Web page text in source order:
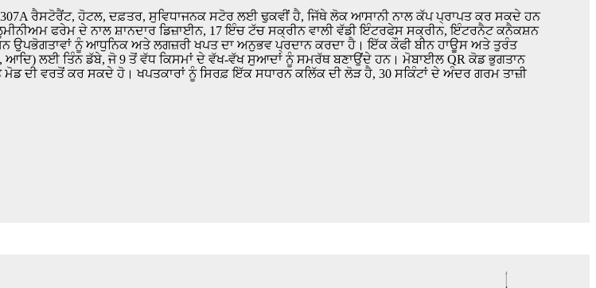
ਰੈਸਟੋਰੈਂਟ, ਹੋਟਲ, ਦਫ਼ਤਰ, ਸੁਵਿਧਾਜਨਕ ਸਟੋਰ ਲਈ ਢੁਕਵੀਂ ਹੈ, ਜਿੱਥੇ ਲੋਕ ਆਸਾਨੀ ਨਾਲ ਕੱਪ ਪ੍ਰਾਪਤ ਕਰ ਸਕਦੇ ਹਨ
ਫਰੇਮ ਦੇ ਨਾਲ ਸ਼ਾਨਦਾਰ ਡਿਜ਼ਾਈਨ, 17 ਇੰਚ ਟੱਚ ਸਕ੍ਰੀਨ ਵਾਲੀ ਵੱਡੀ ਇੰਟਰਫੇਸ ਸਕ੍ਰੀਨ, ਇੰਟਰਨੈਟ ਕਨੈਕਸ਼ਨ
ਉਪਭੋਗਤਾਵਾਂ ਨੂੰ ਆਧੁਨਿਕ ਅਤੇ ਲਗਜ਼ਰੀ ਖਪਤ ਦਾ ਅਨੁਭਵ ਪ੍ਰਦਾਨ ਕਰਦਾ ਹੈ। ਇੱਕ ਕੌਫੀ ਬੀਨ ਹਾਊਸ ਅਤੇ ਤੁਰੰਤ
ਆਦਿ) ਲਈ ਤਿੰਨ ਡੱਬੇ, ਜੋ 9 ਤੋਂ ਵੱਧ ਕਿਸਮਾਂ ਦੇ ਵੱਖ-ਵੱਖ ਸੁਆਦਾਂ ਨੂੰ ਸਮਰੱਥ ਬਣਾਉਂਦੇ ਹਨ। ਮੋਬਾਈਲ QR ਕੋਡ ਭੁਗਤਾਨ
ਦੀ ਵਰਤੋਂ ਕਰ ਸਕਦੇ ਹੋ। ਖਪਤਕਾਰਾਂ ਨੂੰ ਸਿਰਫ਼ ਇੱਕ ਸਧਾਰਨ ਕਲਿੱਕ ਦੀ ਲੋੜ ਹੈ, 30 ਸਕਿੰਟਾਂ ਦੇ ਅੰਦਰ ਗਰਮ ਤਾਜ਼ੀ